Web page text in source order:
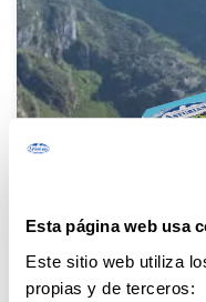
Esta página web usa
Este sitio web utiliza
propias y de terceros: